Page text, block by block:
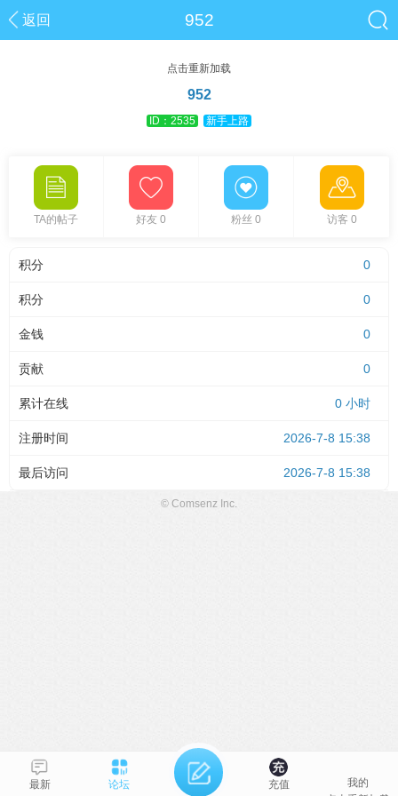
返回 952
点击重新加载
952
ID：2535 新手上路
TA的帖子 好友 0 粉丝 0 访客 0
0
积分
0
积分
0
金钱
0
贡献
0 小时
累计在线
2026-7-8 15:38
注册时间
2026-7-8 15:38
最后访问
最新 论坛 充值
我的
© Comsenz Inc.